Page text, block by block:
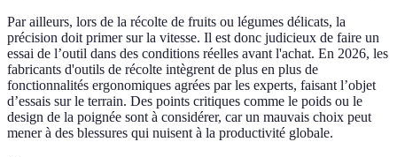
Par ailleurs, lors de la récolte de fruits ou légumes délicats, la
précision doit primer sur la vitesse. Il est donc judicieux de faire un
essai de l’outil dans des conditions réelles avant l'achat. En 2026, les
fabricants d'outils de récolte intègrent de plus en plus de
fonctionnalités ergonomiques agrées par les experts, faisant l’objet
d’essais sur le terrain. Des points critiques comme le poids ou le
design de la poignée sont à considérer, car un mauvais choix peut
mener à des blessures qui nuisent à la productivité globale.